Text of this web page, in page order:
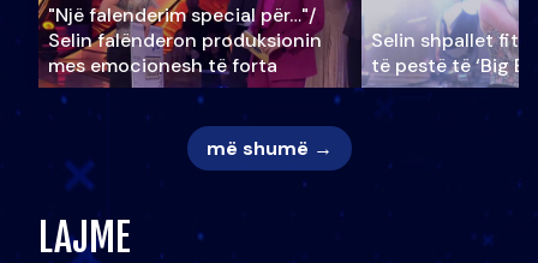
"Një falenderim special për…"/
Selin falënderon produksionin
mes emocionesh të forta
Selin shpallet
të pestë të ‘Big
më shumë →
LAJME